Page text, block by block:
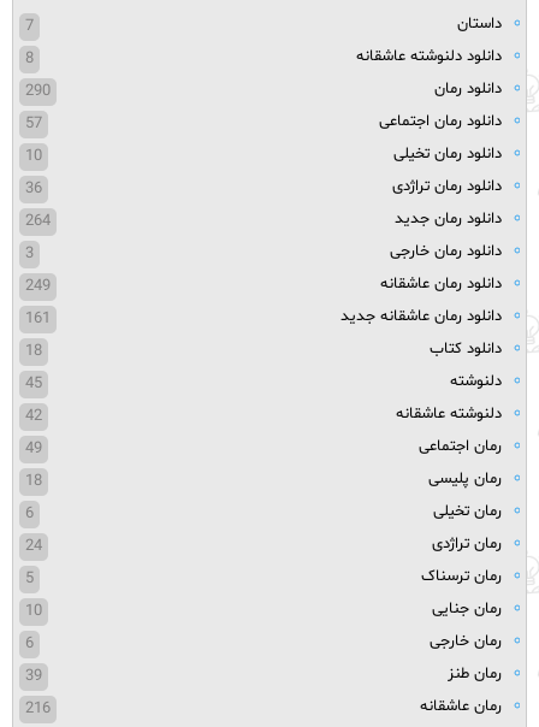
داستان
7
دانلود دلنوشته عاشقانه
8
دانلود رمان
290
دانلود رمان اجتماعی
57
دانلود رمان تخیلی
10
دانلود رمان تراژدی
36
دانلود رمان جدید
264
دانلود رمان خارجی
3
دانلود رمان عاشقانه
249
دانلود رمان عاشقانه جدید
161
دانلود کتاب
18
دلنوشته
45
دلنوشته عاشقانه
42
رمان اجتماعی
49
رمان پلیسی
18
رمان تخیلی
6
رمان تراژدی
24
رمان ترسناک
5
رمان جنایی
10
رمان خارجی
6
رمان طنز
39
رمان عاشقانه
216